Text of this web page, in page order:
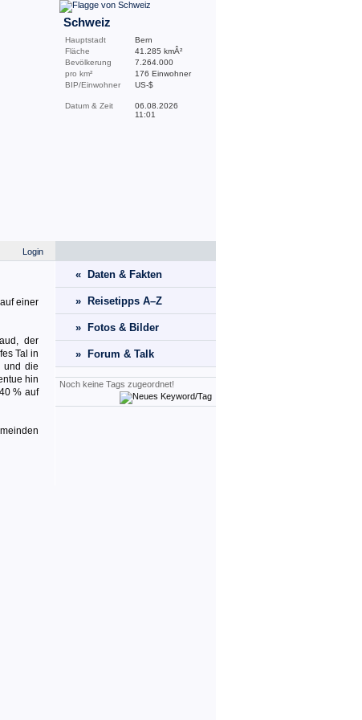
Schweiz
Hauptstadt
Bern
Fläche
41.285 kmÂ²
Bevölkerung
7.264.000
pro km²
176 Einwohner
BIP/Einwohner
US-$
Datum & Zeit
06.08.2026
11:01
Login
einer
der
Tal in
und die
hin
% auf
« Daten & Fakten
» Reisetipps A–Z
» Fotos & Bilder
» Forum & Talk
Noch keine Tags zugeordnet!